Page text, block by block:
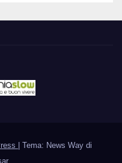
| Tema: News Way di
.